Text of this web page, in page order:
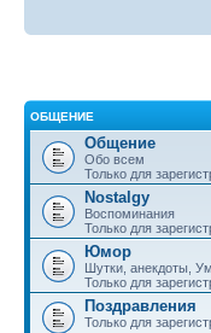
ОБЩЕНИЕ
Общение
Обо всем
Только для
Nostalgy
Воспоминания
Только для
Юмор
Шутки, анекдоты,
Только для
Поздравления
Только для